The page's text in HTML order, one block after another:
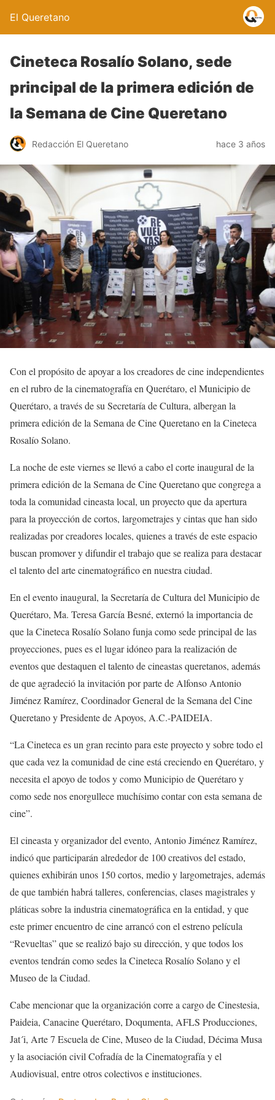
El Queretano
Cineteca Rosalío Solano, sede
principal de la primera edición de
la Semana de Cine Queretano
Redacción El Queretano hace 3 años
Con el propósito de apoyar a los creadores de cine independientes
en el rubro de la cinematografía en Querétaro, el Municipio de
Querétaro, a través de su Secretaría de Cultura, albergan la
primera edición de la Semana de Cine Queretano en la Cineteca
Rosalío Solano.
La noche de este viernes se llevó a cabo el corte inaugural de la
primera edición de la Semana de Cine Queretano que congrega a
toda la comunidad cineasta local, un proyecto que da apertura
para la proyección de cortos, largometrajes y cintas que han sido
realizadas por creadores locales, quienes a través de este espacio
buscan promover y difundir el trabajo que se realiza para destacar
el talento del arte cinematográfico en nuestra ciudad.
En el evento inaugural, la Secretaría de Cultura del Municipio de
Querétaro, Ma. Teresa García Besné, externó la importancia de
que la Cineteca Rosalío Solano funja como sede principal de las
proyecciones, pues es el lugar idóneo para la realización de
eventos que destaquen el talento de cineastas queretanos, además
de que agradeció la invitación por parte de Alfonso Antonio
Jiménez Ramírez, Coordinador General de la Semana del Cine
Queretano y Presidente de Apoyos, A.C.-PAIDEIA.
“La Cineteca es un gran recinto para este proyecto y sobre todo el
que cada vez la comunidad de cine está creciendo en Querétaro, y
necesita el apoyo de todos y como Municipio de Querétaro y
como sede nos enorgullece muchísimo contar con esta semana de
cine”.
El cineasta y organizador del evento, Antonio Jiménez Ramírez,
indicó que participarán alrededor de 100 creativos del estado,
quienes exhibirán unos 150 cortos, medio y largometrajes, además
de que también habrá talleres, conferencias, clases magistrales y
pláticas sobre la industria cinematográfica en la entidad, y que
este primer encuentro de cine arrancó con el estreno película
“Revueltas” que se realizó bajo su dirección, y que todos los
eventos tendrán como sedes la Cineteca Rosalío Solano y el
Museo de la Ciudad.
Cabe mencionar que la organización corre a cargo de Cinestesia,
Paideia, Canacine Querétaro, Doqumenta, AFLS Producciones,
Jat´i, Arte 7 Escuela de Cine, Museo de la Ciudad, Décima Musa
y la asociación civil Cofradía de la Cinematografía y el
Audiovisual, entre otros colectivos e instituciones.